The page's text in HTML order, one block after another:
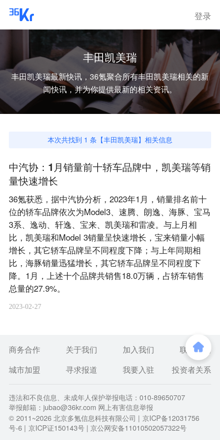
登录
丰田凯美瑞
丰田凯美瑞最新快讯，36氪聚合所有丰田凯美瑞相关的新
闻快讯，并为你提供最新的相关资讯。
本次共找到 1 条【丰田凯美瑞】相关信息
中汽协：1月销量前十轿车品牌中，凯美瑞等销
量快速增长
36氪获悉，据中汽协分析，2023年1月，销量排名前十
位的轿车品牌依次为Model3、速腾、朗逸、海豚、宝马
3系、逸动、轩逸、宝来、凯美瑞和雷凌。与上月相
比，凯美瑞和Model 3销量呈快速增长，宝来销量小幅
增长，其它轿车品牌呈不同程度下降；与上年同期相
比，海豚销量迅猛增长，其它轿车品牌呈不同程度下
降。1月，上述十个品牌共销售18.0万辆，占轿车销售
总量的27.9%。
2023-02-27
商务合作 关于我们 加入我们
联系我们
城市加盟
寻求报道 我要入驻 投资者关系
违法和不良信息、未成年人保护举报电话：010-89650707
举报邮箱：jubao@36kr.com 网上有害信息举报
© 2011~2026北京多氪信息科技有限公司 | 京ICP备12031756
号-6 | 京ICP证150143号 | 京公网安备11010502057322号